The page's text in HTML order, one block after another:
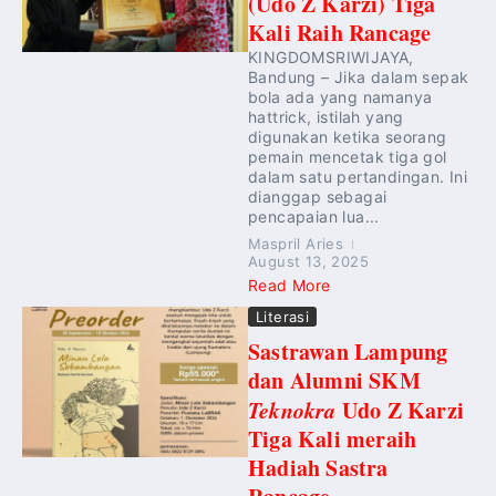
Kali Raih Rancage
KINGDOMSRIWIJAYA,
Bandung – Jika dalam sepak
bola ada yang namanya
hattrick, istilah yang
digunakan ketika seorang
pemain mencetak tiga gol
dalam satu pertandingan. Ini
dianggap sebagai
pencapaian lua...
Maspril Aries
August 13, 2025
Read More
Literasi
Sastrawan Lampung
dan Alumni SKM
Teknokra Udo Z Karzi
Tiga Kali meraih
Hadiah Sastra